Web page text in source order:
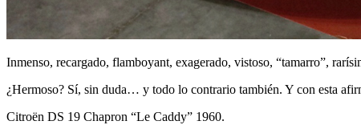
Inmenso, recargado, flamboyant, exagerado, vistoso, “tamarro”,
¿Hermoso? Sí, sin duda… y todo lo contrario también. Y con esta
Citroën DS 19 Chapron “Le Caddy” 1960.